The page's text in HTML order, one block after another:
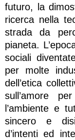
futuro, la
ricerca nella
strada da
pianeta.
sociali
per molte
dell’etica
sull’amore
l’ambiente e
sincero e
d’intenti ed